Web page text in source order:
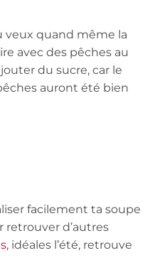
veux quand même la
avec des pêches au
du sucre, car le
auront été bien
facilement ta soupe
retrouver d’autres
, idéales l’été, retrouve